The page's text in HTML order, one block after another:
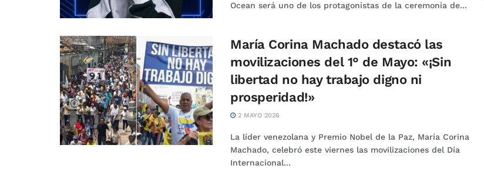
Ocean será uno de los protagonistas de la ceremonia de...
María Corina Machado destacó las
movilizaciones del 1° de Mayo: «¡Sin
libertad no hay trabajo digno ni
prosperidad!»
2 MAYO 2026
La líder venezolana y Premio Nobel de la Paz, María Corina
Machado, celebró este viernes las movilizaciones del Día
Internacional...